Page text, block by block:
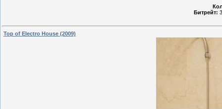
Битрейт:
Top of Electro House (2009)